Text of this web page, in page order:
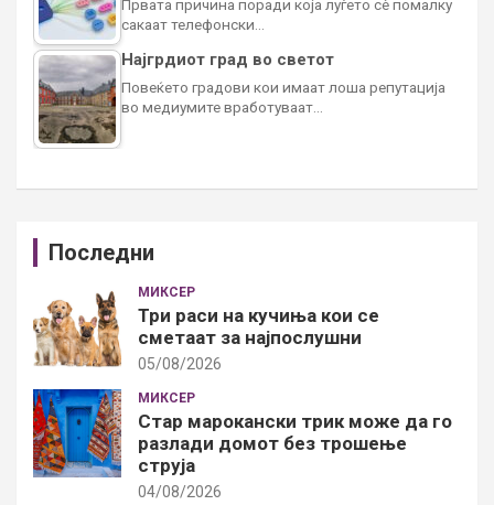
Првата причина поради која луѓето сè помалку
сакаат телефонски…
Најгрдиот град во светот
Повеќето градови кои имаат лоша репутација
во медиумите вработуваат…
Последни
МИКСЕР
Три раси на кучиња кои се
сметаат за најпослушни
05/08/2026
МИКСЕР
Стар марокански трик може да го
разлади домот без трошење
струја
04/08/2026